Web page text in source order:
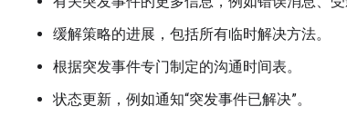
缓解策略的进展，包括所有临时解决方法。
根据突发事件专门制定的沟通时间表。
状态更新，例如通知“突发事件已解决”。